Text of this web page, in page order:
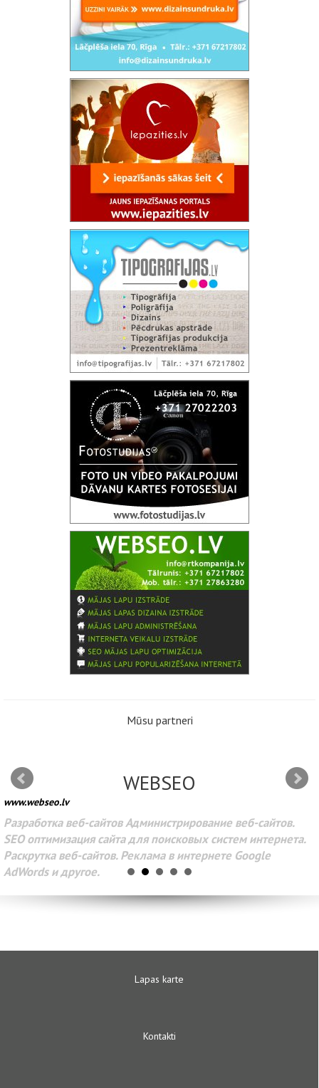
Mūsu partneri
WEBSEO
www.webseo.lv
Разработка веб-сайтов Администрирование веб-сайтов.
SEO оптимизация сайта для поисковых систем интернета.
Раскрутка веб-сайтов. Реклама в интернете Google
AdWords и другое.
Lapas karte
Kontakti